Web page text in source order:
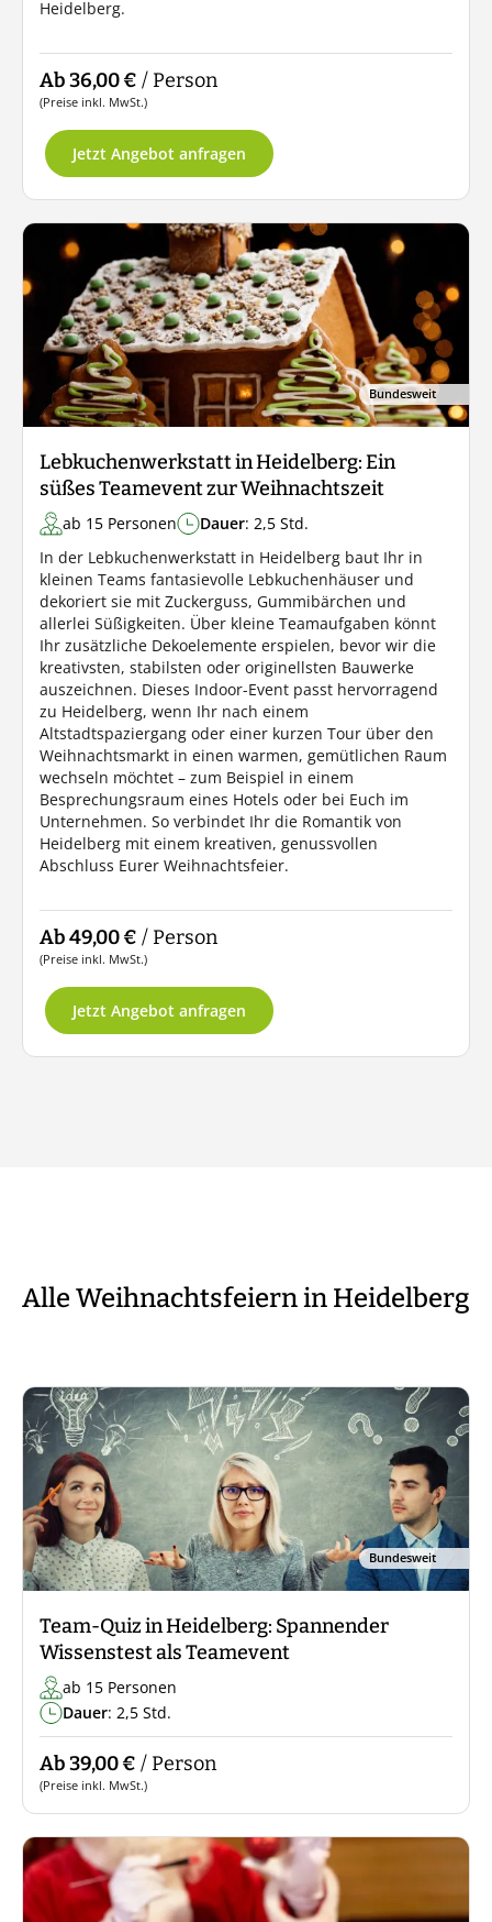
Heidelberg.
Ab 36,00 € / Person
(Preise inkl. MwSt.)
Jetzt Angebot anfragen
Bundesweit
Lebkuchenwerkstatt in Heidelberg: Ein
süßes Teamevent zur Weihnachtszeit
ab 15 Personen Dauer: 2,5 Std.
In der Lebkuchenwerkstatt in Heidelberg baut Ihr in
kleinen Teams fantasievolle Lebkuchenhäuser und
dekoriert sie mit Zuckerguss, Gummibärchen und
allerlei Süßigkeiten. Über kleine Teamaufgaben könnt
Ihr zusätzliche Dekoelemente erspielen, bevor wir die
kreativsten, stabilsten oder originellsten Bauwerke
auszeichnen. Dieses Indoor-Event passt hervorragend
zu Heidelberg, wenn Ihr nach einem
Altstadtspaziergang oder einer kurzen Tour über den
Weihnachtsmarkt in einen warmen, gemütlichen Raum
wechseln möchtet – zum Beispiel in einem
Besprechungsraum eines Hotels oder bei Euch im
Unternehmen. So verbindet Ihr die Romantik von
Heidelberg mit einem kreativen, genussvollen
Abschluss Eurer Weihnachtsfeier.
Ab 49,00 € / Person
(Preise inkl. MwSt.)
Jetzt Angebot anfragen
Alle Weihnachtsfeiern in Heidelberg
Bundesweit
Team-Quiz in Heidelberg: Spannender
Wissenstest als Teamevent
ab 15 Personen
Dauer: 2,5 Std.
Ab 39,00 € / Person
(Preise inkl. MwSt.)